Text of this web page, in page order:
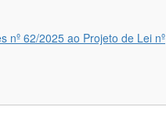
nº 62/2025 ao Projeto de Lei nº